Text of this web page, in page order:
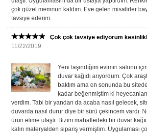
çok güzel memnun kaldım. Eve gelen misafirler
tavsiye ederim.
Çok çok tavsiye ediyorum
11/22/2019
Yeni taşındığım evimin salonu
duvar kağıdı arıyordum. Çok
baktım ama en sonunda bu
kadar beğenmiştim ki
verdim. Tabi bir yandan da acaba nasıl gelecek,
duvarda nasıl durur diye bir sürü çekincem vardı.
ürün elime ulaştı. Bizim mahalledeki bir duvar kağıdı
kalın materyalden sipariş vermiştim. Uygulaması